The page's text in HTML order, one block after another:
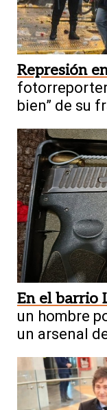
Represión
bien” de su
En el barrio
un hombre
un arsenal